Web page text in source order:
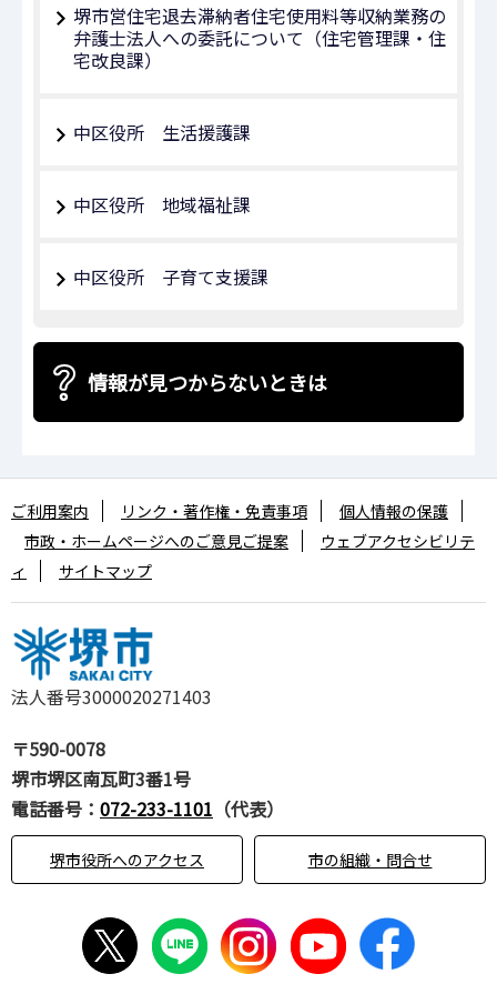
堺市営住宅退去滞納者住宅使用料等収納業務の
弁護士法人への委託について（住宅管理課・住
宅改良課）
中区役所 生活援護課
中区役所 地域福祉課
中区役所 子育て支援課
情報が見つからないときは
法人番号3000020271403
〒590-0078
堺市堺区南瓦町3番1号
電話番号： 072-233-1101 （代表）
堺市役所へのアクセス 市の組織・問合せ
ご利用案内 リンク・著作権・免責事項
個人情報の保護
市政・ホームページへのご意見ご提案
ウェブアクセシビリテ
ィ
サイトマップ